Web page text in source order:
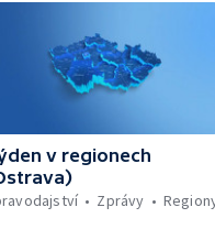
v regionech
Zprávy